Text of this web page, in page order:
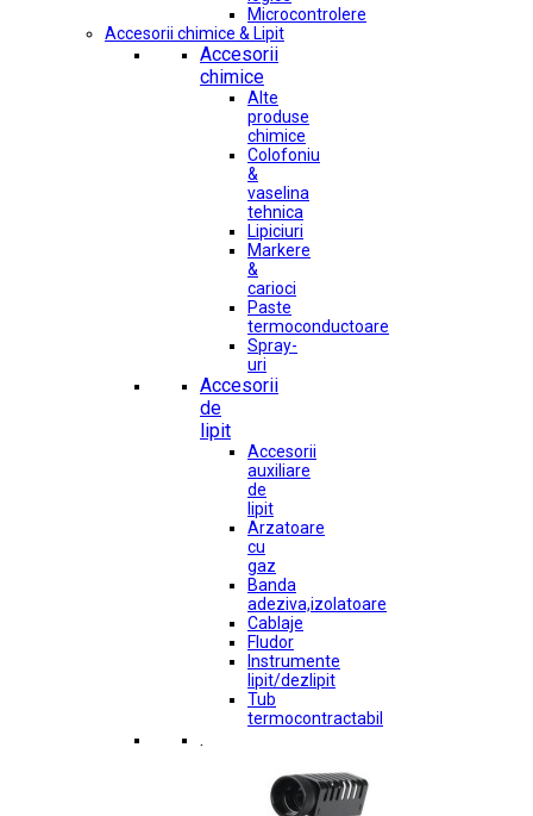
Microcontrolere
Accesorii chimice & Lipit
Accesorii
chimice
Alte
produse
chimice
Colofoniu
&
vaselina
tehnica
Lipiciuri
Markere
&
carioci
Paste
termoconductoare
Spray-
uri
Accesorii
de
lipit
Accesorii
auxiliare
de
lipit
Arzatoare
cu
gaz
Banda
adeziva,izolatoare
Cablaje
Fludor
Instrumente
lipit/dezlipit
Tub
termocontractabil
.